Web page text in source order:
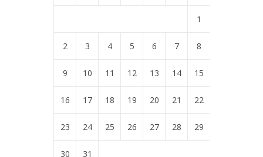
1
2 3 4 5 6 7 8
9 10 11 12 13 14 15
16 17 18 19 20 21 22
23 24 25 26 27 28 29
30 31